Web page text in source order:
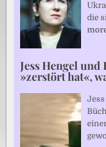
die
Jess Hengel und
»zerstört hat«,